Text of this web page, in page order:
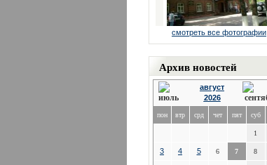
смотреть все фотографии
Архив новостей
август
2026
пон втр срд чет пят суб
1
3 4 5 6 7 8